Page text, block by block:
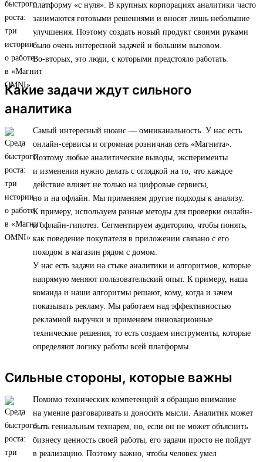
платформу «с нуля». В крупных корпорациях аналитики часто
занимаются готовыми решениями и вносят лишь небольшие
улучшения. Поэтому создать новый продукт своими руками
было очень интересной задачей и большим вызовом.
Во-вторых, это люди, с которыми предстояло работать.
Какие задачи ждут сильного
аналитика
Самый интересный нюанс — омниканальность. У нас есть
онлайн-сервисы и огромная розничная сеть «Магнита».
Поэтому любые аналитические выводы, эксперименты
и изменения нужно делать с оглядкой на то, что каждое
действие влияет не только на цифровые сервисы,
но и на офлайн. Мы применяем другие подходы к анализу.
К примеру, используем разные методы для проверки онлайн-
и офлайн-гипотез. Сегментируем аудиторию, чтобы понять,
как поведение покупателя в приложении связано с его
походом в магазин рядом с домом.
У нас есть задачи на стыке аналитики и алгоритмов, которые
напрямую меняют пользовательский опыт. К примеру, наша
команда и наши алгоритмы решают, кому, когда и зачем
показывать рекламу. Мы работаем над эффективностью
рекламной выручки и применяем инновационные
технические решения, то есть создаем инструменты, которые
определяют логику работы всей платформы.
Сильные стороны, которые важны
Помимо технических компетенций я обращаю внимание
на умение разговаривать и доносить мысли. Аналитик может
быть гениальным технарем, но, если он не может объяснить
бизнесу ценность своей работы, его задачи просто не пойдут
в реализацию. Поэтому важно, чтобы человек умел